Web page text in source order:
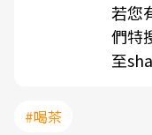
若您
們特
至
#喝茶